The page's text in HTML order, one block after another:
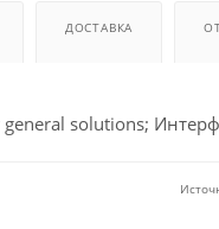
ДОСТАВКА
solutions;